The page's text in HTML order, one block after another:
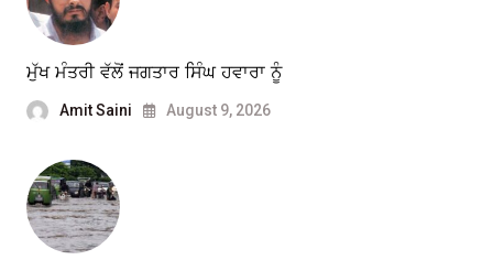
ਮੁੱਖ ਮੰਤਰੀ ਵੱਲੋਂ ਜਗਤਾਰ ਸਿੰਘ ਹਵਾਰਾ ਨੂੰ
Amit Saini August 9, 2026